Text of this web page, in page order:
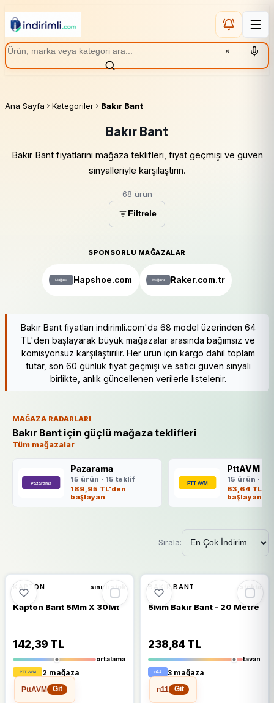
×
Ana Sayfa Kategoriler Bakır Bant
Bakır Bant
Bakır Bant fiyatlarını mağaza teklifleri, fiyat geçmişi ve güven
sinyalleriyle karşılaştırın.
68 ürün
Filtrele
SPONSORLU MAĞAZALAR
Hapshoe.com Raker.com.tr
Bakır Bant fiyatları indirimli.com'da 68 model üzerinden 64
TL'den başlayarak büyük mağazalar arasında bağımsız ve
komisyonsuz karşılaştırılır. Her ürün için kargo dahil toplam
tutar, son 60 günlük fiyat geçmişi ve satıcı güven sinyali
birlikte, anlık güncellenen verilerle listelenir.
MAĞAZA RADARLARI
Bakır Bant için güçlü mağaza teklifleri
Tüm mağazalar
Pazarama
15 ürün · 15 teklif
189,95 TL'den
başlayan
PttAVM
15 ürün ·
63,64
başlayan
Sırala:
%33 %33 DÜŞTÜ
KAPTON sınırlı stok
Kapton Bant 5Mm X 30Mt
142,39 TL
ortalama
2 mağaza
PttAVM
Git
%18
BAKIR BANT stokta
5Mm Bakır Bant - 20 Metre
238,84 TL
tavan
3 mağaza
n11
Git